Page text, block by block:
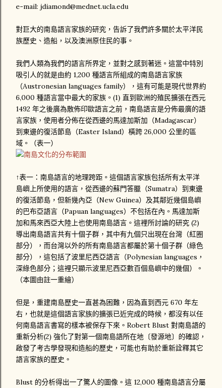
e-mail: jdiamond@mednet.ucla.edu
對巨大的南島語言家族的研究，告訴了我們許多關於太平洋民
族歷史、造船，以及澳洲原住民的事。
我們人類為我們的語言所界定，並對之感到著迷。這當中特別
吸引人的就是由約 1,200 種語言所組成的南島語言家族
（Austronesian languages family），這有可能是現代世界約
6,000 種語言當中最大的家族。(1) 直到歐洲的殖民擴張在西元
1492 年之後廣為散佈印歐語言之前，南島語言是分佈最廣的語
言家族，使用者分佈在從西邊的馬達加斯加（Madagascar）
到東邊的復活節島（Easter Island）橫跨 26,000 公里的區
域。（表一）
↑表一：南島語言的地理跨距。這個語言家族包括所有太平洋
島嶼上所使用的語言，從西邊的蘇門答臘（Sumatra）到東邊
的復活節島，但新幾內亞（New Guinea）及其鄰近幾個島嶼
的巴布亞語言（Papuan languages）不包括在內。馬達加斯
加和馬來西亞大陸上也使用南島語言。這裡所討論的研究 (2)
導出南島語言共有十個子群，其中有九個只出現在台灣（紅圈
部分），而台灣以外的所有南島語言都屬於第十個子群（綠色
部分），這包括了波里尼西亞語言（Polynesian languages，
深綠色部分；這裡只顯示波里尼西亞數百個島嶼中的幾個）。
（本圖由註一重繪）
但是，重建南島歷史一直甚為困難，因為直到西元 670 年左
右，也就是這個語言家族的擴張已近完成的時候，都沒有以任
何南島語言書寫的樣本被保存下來。Robert Blust 對南島語的
重新分析(2) 強化了對第一個南島語所在地〔發源地〕的確認，
啟發了考古學發現和造船的歷史，可能也有助於重新詮釋其它
語言家族的歷史。
Blust 的分析得出一了驚人的圖像。這 12,000 種南島語言分屬